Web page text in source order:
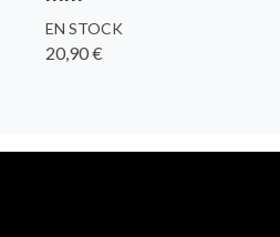
EN STOCK
20,90 €